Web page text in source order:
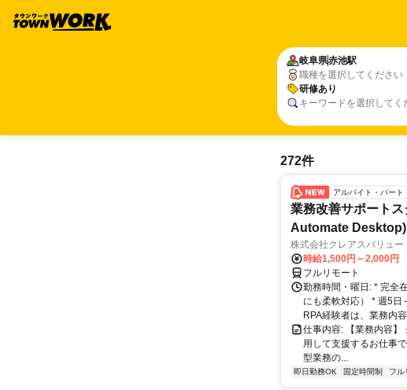
岐阜県赤池駅
職種を選択してください
研修あり
キーワードを選択してく
272件
アルバイト・パート
業務改善サポート
Automate Desktop)
株式会社クレアスバリュー
時給1,500円～2,000円
フルリモート
勤務時間・曜日: * 完全
にも柔軟対応） * 週5日
RPA経験者は、業務内
仕事内容: 【業務内容】
用して支援するお仕事
型業務の...
即日勤務OK 固定時間制 フル